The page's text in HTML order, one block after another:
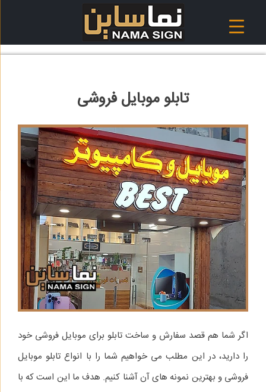
content
تابلو موبایل فروشی
اگر شما هم قصد سفارش و ساخت تابلو برای موبایل فروشی خود
را دارید، در این مطلب می‌ خواهیم شما را با انواع تابلو موبایل
فروشی و بهترین نمونه‌ های آن آشنا کنیم. هدف ما این است که با